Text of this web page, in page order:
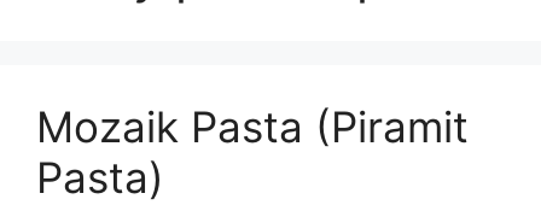
Mozaik Pasta (Piramit
Pasta)